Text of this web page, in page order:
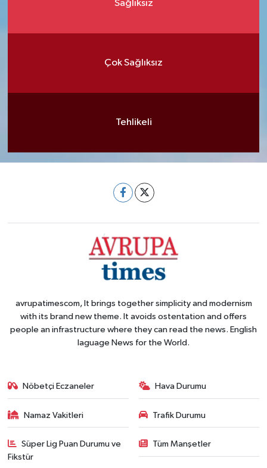
Sağlıksız
Çok Sağlıksız
Tehlikeli
avrupatimescom, It brings together simplicity and modernism
with its brand new theme. It avoids ostentation and offers
people an infrastructure where they can read the news. English
laguage News for the World.
Nöbetçi Eczaneler Hava Durumu
Namaz Vakitleri Trafik Durumu
Süper Lig Puan Durumu ve
Fikstür
Tüm Manşetler